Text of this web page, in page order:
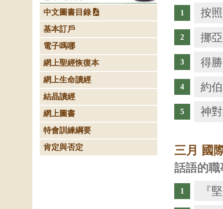
按
挪
得
約
神
三月 國
話語的
『
中文圖書目錄
基本訂戶
電子嗎哪
網上聖經恢復本
網上生命讀經
結晶讀經
網上圖書
特會訓練綱要
肯定與否定